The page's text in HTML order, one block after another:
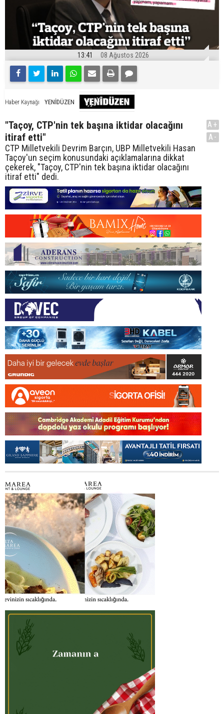
13:41 08 Ağustos 2026
Haber Kaynağı YENİDÜZEN
"Taçoy, CTP'nin tek başına iktidar olacağını
itiraf etti"
CTP Milletvekili Devrim Barçın, UBP Milletvekili Hasan
Taçoy'un seçim konusundaki açıklamalarına dikkat
çekerek, "Taçoy, CTP'nin tek başına iktidar olacağını
itiraf etti" dedi.
A+
A-